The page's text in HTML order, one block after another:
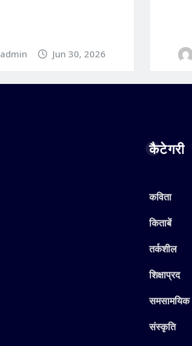
admin Jun 30, 2026
कैटेगरी
कविता
किताबें
तर्कशील
शिक्षाप्रद
समसामयिक
संस्कृति